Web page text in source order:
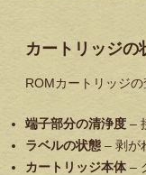
カートリッジの
ROMカートリッジ
端子部分の清浄度 –
ラベルの状態 – 剥が
カートリッジ本体–